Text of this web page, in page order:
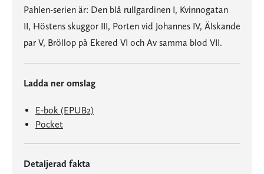
Pahlen-serien är: Den blå rullgardinen I, Kvinnogatan
II, Höstens skuggor III, Porten vid Johannes IV, Älskande
par V, Bröllop på Ekered VI och Av samma blod VII.
Ladda ner omslag
E-bok (EPUB2)
Pocket
Detaljerad fakta